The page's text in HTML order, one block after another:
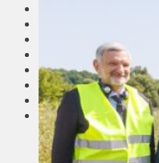
Калейдоскоп
Армия
Сейм Литвы
Культура
Больше
Фоторепортаж
Туризм